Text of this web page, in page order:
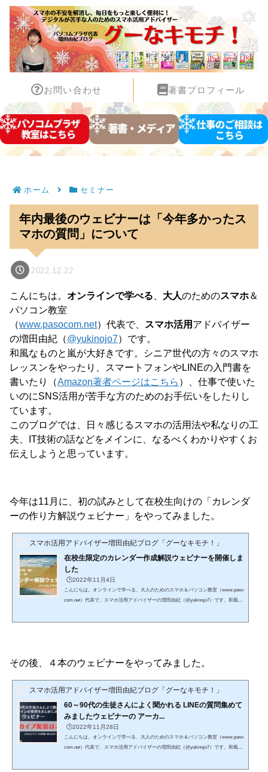
お問い合わせ 著書プロフィール
ホーム セミナー
年内最後のウェビナーは「今年多かったス
マホの質問」について
2022.12.22
こんにちは。 オンラインで学べる 大人のためのスマホ＆
パソコン教室
（www.pasocom.net）代表で、 スマホ活用 アドバイザー
の増田由紀（@yukinojo7）です。
和風なものと嵐が大好きです。シニア世代の方々のスマホ
レッスンをやったり、スマートフォンやLINEの入門書を
書いたり（Amazon著者ページはこちら ）、仕事で使いた
いのにSNS活用が苦手な方のためのお手伝いをしたりし
ています。
このブログでは、日々感じるスマホの活用法や私なりの工
夫、IT技術の話などをメインに、なるべくわかりやすくお
伝えしようと思っています。
今年は11月に、初の試みとして在校生向けの「カレンダ
ーの作り方解説ウェビナー」をやってみました。
スマホ活用アドバイザー増田由紀ブログ「グーなキモチ！」
在校生限定のカレンダー作成解説ウェビナーを開催しま
した
🕒️2022年11月4日
こんにちは。オンラインで学べる、大人のためのスマホ＆パソコン教室（www.paso
com.net）代表で、スマホ活用アドバイザーの増田由紀（@yukinojo7）です。和風な
その後、４本のウェビナーをやってみました。
スマホ活用アドバイザー増田由紀ブログ「グーなキモチ！」
60～90代の生徒さんによく聞かれる LINEの質問集めて
みましたウェビナーの アーカ...
🕒️2022年11月28日
こんにちは。オンラインで学べる、大人のためのスマホ＆パソコン教室（www.paso
com.net）代表で、スマホ活用アドバイザーの増田由紀（@yukinojo7）です。和風な